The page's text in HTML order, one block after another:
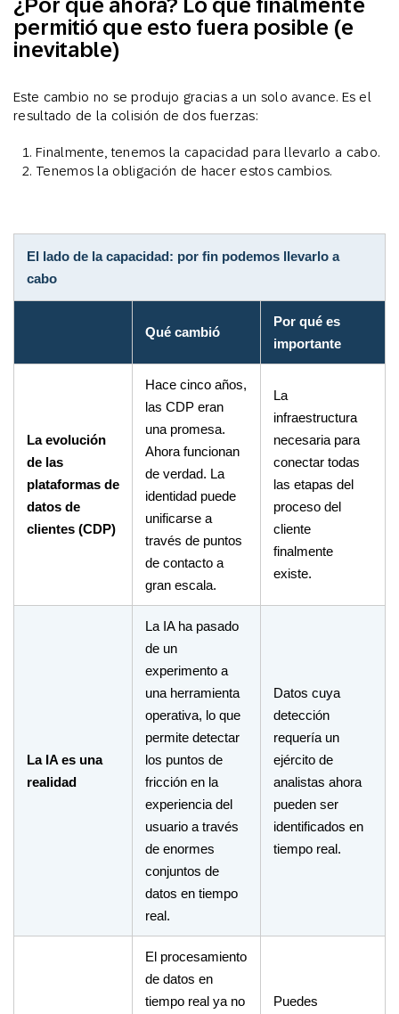
permitió que esto fuera posible (e
inevitable)
Este cambio no se produjo gracias a un solo avance. Es el
resultado de la colisión de dos fuerzas:
Finalmente, tenemos la capacidad para llevarlo a cabo.
Tenemos la obligación de hacer estos cambios.
El lado de la capacidad: por fin podemos llevarlo a
cabo
Qué cambió
Por qué es
importante
La evolución
de las
plataformas de
datos de
clientes (CDP)
Hace cinco años,
las CDP eran
una promesa.
Ahora funcionan
de verdad. La
identidad puede
unificarse a
través de puntos
de contacto a
gran escala.
La
infraestructura
necesaria para
conectar todas
las etapas del
proceso del
cliente
finalmente
existe.
La IA es una
realidad
La IA ha pasado
de un
experimento a
una herramienta
operativa, lo que
permite detectar
los puntos de
fricción en la
experiencia del
usuario a través
de enormes
conjuntos de
datos en tiempo
real.
Datos cuya
detección
requería un
ejército de
analistas ahora
pueden ser
identificados en
tiempo real.
El procesamiento
de datos en
tiempo real ya no
Puedes